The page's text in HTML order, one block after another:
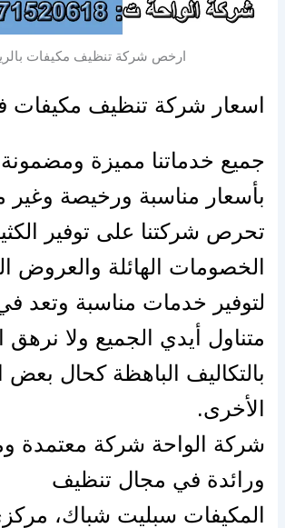
ارخص شركة تنظيف مكيفات
اسعار شركة تنظيف مكيفات
جميع خدماتنا مميزة
بأسعار مناسبة ورخيصة
تحرص شركتنا على توفير
الخصومات الهائلة والعروض
لتوفير خدمات مناسبة وتعد
متناول أيدي الجميع ولا نرهق
بالتكاليف الباهظة كحال
الأخرى.
شركة الواحة شركة معتمدة
ورائدة في مجال تنظيف
المكيفات سبليت شباك،